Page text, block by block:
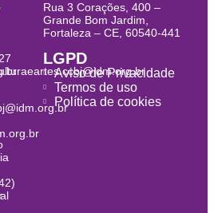
Rua 3 Corações, 400 –
Grande Bom Jardim,
Fortaleza – CE, 60540-441
LGPD
Aviso de Privacidade
Termos de uso
Política de cookies